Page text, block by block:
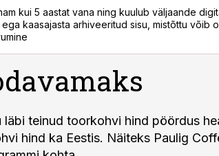
kui 5 aastat vana ning kuulub väljaande
kaasajasta arhiveeritud sisu, mistõttu võib
läbi teinud toorkohvi hind pöördus
hind ka Eestis. Näiteks Paulig